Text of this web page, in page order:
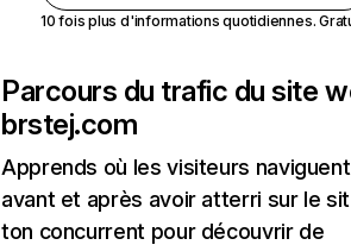
10 fois plus d'informations quotidiennes.
Parcours du trafic du site
brstej.com
Apprends où les visiteurs naviguent
avant et après avoir atterri sur le
ton concurrent pour découvrir de